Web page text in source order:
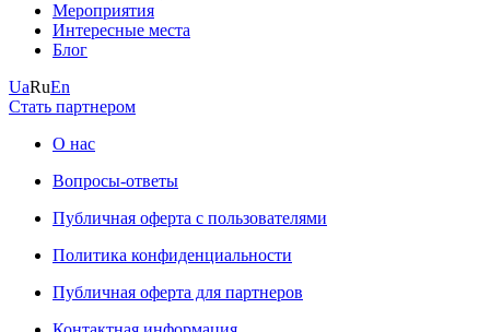
Мероприятия
Интересные места
Блог
UaRuEn
Стать партнером
О нас
Вопросы-ответы
Публичная оферта с пользователями
Политика конфиденциальности
Публичная оферта для партнеров